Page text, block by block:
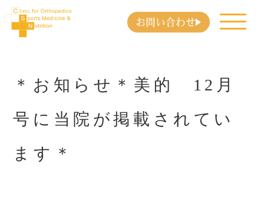
お問い合わせ
＊お知らせ＊美的 12月
号に当院が掲載されてい
ます＊